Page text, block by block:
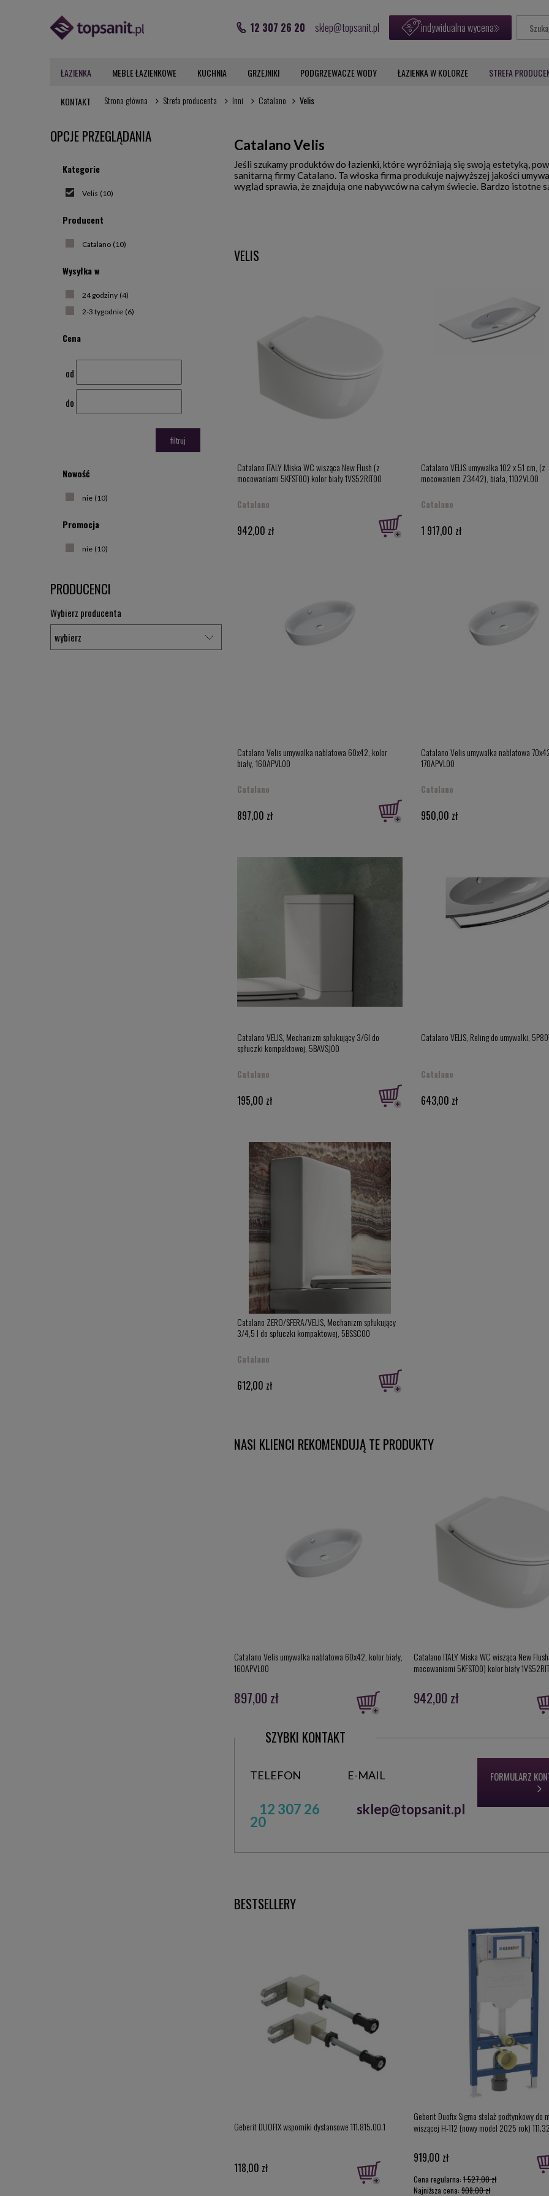
12 307 26 20 sklep@topsanit.pl indywidualna wycena
ŁAZIENKA MEBLE ŁAZIENKOWE KUCHNIA GRZEJNIKI PODGRZEWACZE WODY ŁAZIENKA W KOLORZE STREFA
KONTAKT Strona główna Strefa producenta Inni Catalano Velis
OPCJE PRZEGLĄDANIA
Kategorie
Velis (10)
Producent
Catalano (10)
Wysyłka w
24 godziny (4)
2-3 tygodnie (6)
Cena
od
do
filtruj
Nowość
nie (10)
Promocja
nie (10)
PRODUCENCI
Wybierz producenta
Catalano Velis
Jeśli szukamy produktów do łazienki, które wyróżniają się swoją estetyką,
sanitarną firmy Catalano. Ta włoska firma produkuje najwyższej jakości
wygląd sprawia, że znajdują one nabywców na całym świecie. Bardzo istotne
Czym kolekcja Catalano Velis różni się od innych?
istnieje możliwość zainstalowania uchwytu na ręcznik przy umywalce. Należy
Popularność ceramiki łazienkowej Catalano
Co sprawia, że włoska ceramika jest ceniona tak samo, jak włoskie jedzenie i
nie tylko przez indywidualnych konsumentów, ale też firmy i managerów
Praha, Tourism Hotel Hong-Kong, Hotel Stadionu Olimpijskiego w Sydney -
VELIS
Catalano ITALY Miska WC wisząca New Flush (z
mocowaniami 5KFST00) kolor biały 1VS52RIT00
Catalano
942,00 zł
Catalano VELIS umywalka 102 x 51 cm, (z
mocowaniem Z3442), biała, 1102VL00
Catalano
1 917,00 zł
Catalano Velis umywalka nablatowa 60x42, kolor
biały, 160APVL00
Catalano
897,00 zł
Catalano Velis umywalka nablatowa
170APVL00
Catalano
950,00 zł
Catalano VELIS, Mechanizm spłukujący 3/6l do
spłuczki kompaktowej, 5BAVSJ00
Catalano
195,00 zł
Catalano VELIS, Reling do umywalki,
Catalano
643,00 zł
Catalano ZERO/SFERA/VELIS, Mechanizm spłukujący
3/4,5 l do spłuczki kompaktowej, 5BSSC00
Catalano
612,00 zł
NASI KLIENCI REKOMENDUJĄ TE PRODUKTY
Catalano Velis umywalka nablatowa 60x42, kolor biały,
160APVL00
897,00 zł
Catalano ITALY Miska WC wisząca New
mocowaniami 5KFST00) kolor biały
942,00 zł
SZYBKI KONTAKT
TELEFON
12 307 26
20
E-MAIL
sklep@topsanit.pl
FORMULARZ
BESTSELLERY
Geberit DUOFIX wsporniki dystansowe 111.815.00.1
118,00 zł
Geberit Duofix Sigma stelaż podtynkowy do
wiszącej H-112 (nowy model 2025 rok)
919,00 zł
Cena regularna:1 527,00 zł
Najniższa cena:908,00 zł